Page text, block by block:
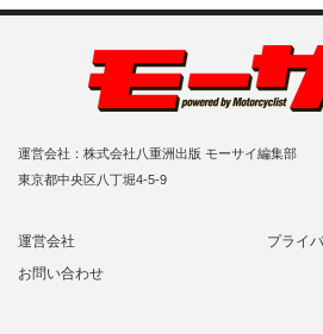
運営会社：株式会社八重洲出版 モーサイ編集部
東京都中央区八丁堀4-5-9
運営会社
プライ
お問い合わせ